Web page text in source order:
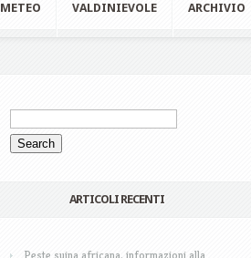
METEO VALDINIEVOLE ARCHIVIO
ARTICOLI RECENTI